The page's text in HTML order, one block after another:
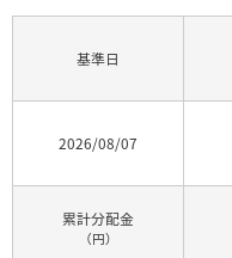
基準日
2026/08/07
累計分配金
（円）